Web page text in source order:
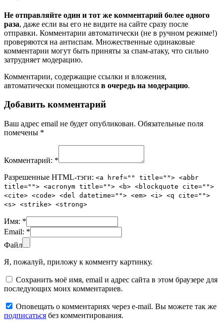
Не отправляйте один и тот же комментарий более одного
раза, даже если вы его не видите на сайте сразу после
отправки. Комментарии автоматически (не в ручном режиме!)
проверяются на антиспам. Множественные одинаковые
комментарии могут быть приняты за спам-атаку, что сильно
затрудняет модерацию.
Комментарии, содержащие ссылки и вложения,
автоматически помещаются в очередь на модерацию.
Добавить комментарий
Ваш адрес email не будет опубликован. Обязательные поля
помечены *
Комментарий: *
Разрешенные HTML-тэги: <a href="" title=""> <abbr
title=""> <acronym title=""> <b> <blockquote cite="">
<cite> <code> <del datetime=""> <em> <i> <q cite="">
<s> <strike> <strong>
Имя: *
Email: *
Файл
Я, пожалуй, приложу к комменту картинку.
Сохранить моё имя, email и адрес сайта в этом браузере для
последующих моих комментариев.
Оповещать о комментариях через e-mail. Вы можете так же
подписаться без комментирования.